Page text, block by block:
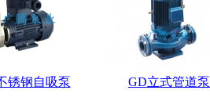
锈钢自吸泵 GD立式管道泵